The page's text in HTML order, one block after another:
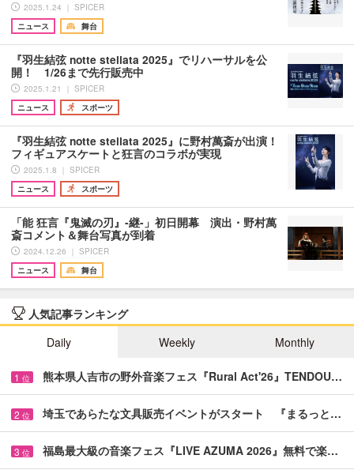
2025.1.24 ｜ SPICER
ニュース
舞台
『羽生結弦 notte stellata 2025』でリハーサルを公
開！ 1/26まで先行販売中
2025.1.21 ｜ SPICER
ニュース
スポーツ
『羽生結弦 notte stellata 2025』に野村萬斎が出演！
フィギュアスケートと狂言のコラボが実現
2025.1.8 ｜ SPICER
ニュース
スポーツ
「能 狂言『鬼滅の刃』-継-」初日開幕 演出・野村萬
斎コメント＆舞台写真が到着
2024.12.26 ｜ SPICER
ニュース
舞台
人気記事ランキング
Daily
Weekly Monthly
1 位 熊本県人吉市の野外音楽フェス『Rural Act'26』TENDOU…
2 位 埼玉であらたな文具販売イベントがスタート 『まるっと…
3 位 福島最大級の音楽フェス『LIVE AZUMA 2026』無料で楽…